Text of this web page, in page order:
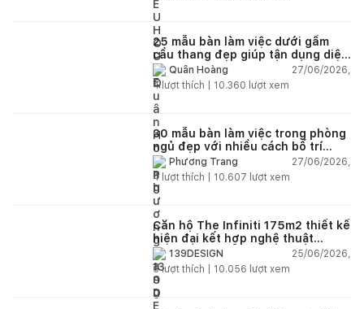
25 mẫu bàn làm việc dưới gầm
cầu thang đẹp giúp tận dụng diện
tích tưởng chừng bị bỏ quên
Quân Hoàng
27/06/2026,
4lượt thích | 10.360 lượt xem
30 mẫu bàn làm việc trong phòng
ngủ đẹp với nhiều cách bố trí
thông minh cho mọi diện tích
Phương Trang
27/06/2026,
4 lượt thích | 10.607 lượt xem
Căn hộ The Infiniti 175m2 thiết kế
hiện đại kết hợp nghệ thuật
Modern Art đầy cảm xúc
139DESIGN
25/06/2026,
6lượt thích | 10.056 lượt xem